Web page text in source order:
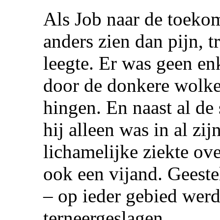
Als Job naar de
anders zien dan pijn,
leegte. Er was geen
door de donkere
hingen. En naast al
hij alleen was in al
lichamelijke ziekte
ook een vijand.
– op ieder gebied